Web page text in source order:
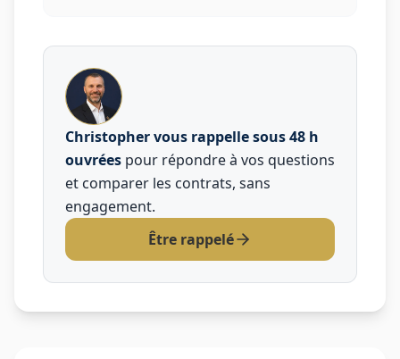
Christopher vous rappelle sous 48 h
ouvrées pour répondre à vos questions
et comparer les contrats, sans
engagement.
Être rappelé